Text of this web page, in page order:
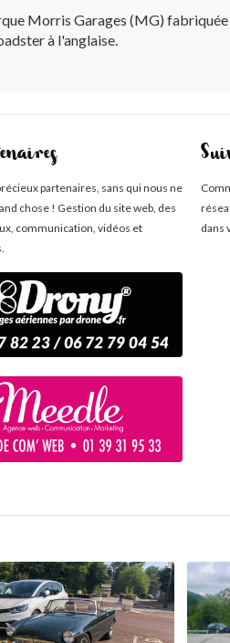
Morris Garages (MG)
à l'anglaise.
partenaires, sans qui nous ne
chose ! Gestion du site web, des
communication, vidéos et
dans